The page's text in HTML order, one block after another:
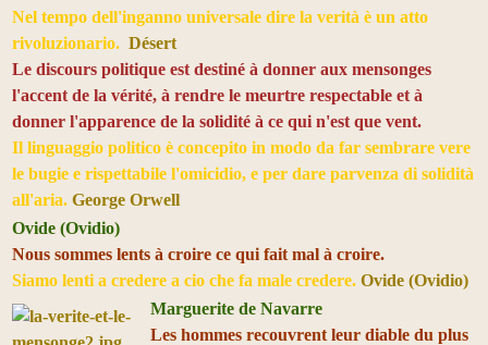
Nel tempo dell'inganno universale dire la verità è un atto
rivoluzionario. Désert
Le discours politique est destiné à donner aux mensonges
l'accent de la vérité, à rendre le meurtre respectable et à
donner l'apparence de la solidité à ce qui n'est que vent.
Il linguaggio politico è concepito in modo da far sembrare vere
le bugie e rispettabile l'omicidio, e per dare parvenza di solidità
all'aria. George Orwell
Ovide (Ovidio)
Nous sommes lents à croire ce qui fait mal à croire.
Siamo lenti a credere a cio che fa male credere. Ovide (Ovidio)
Marguerite de Navarre
Les hommes recouvrent leur diable du plus